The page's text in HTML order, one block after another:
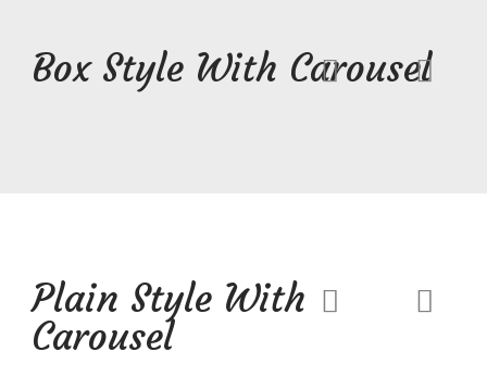
Box Style With Carousel
Plain Style With
Carousel